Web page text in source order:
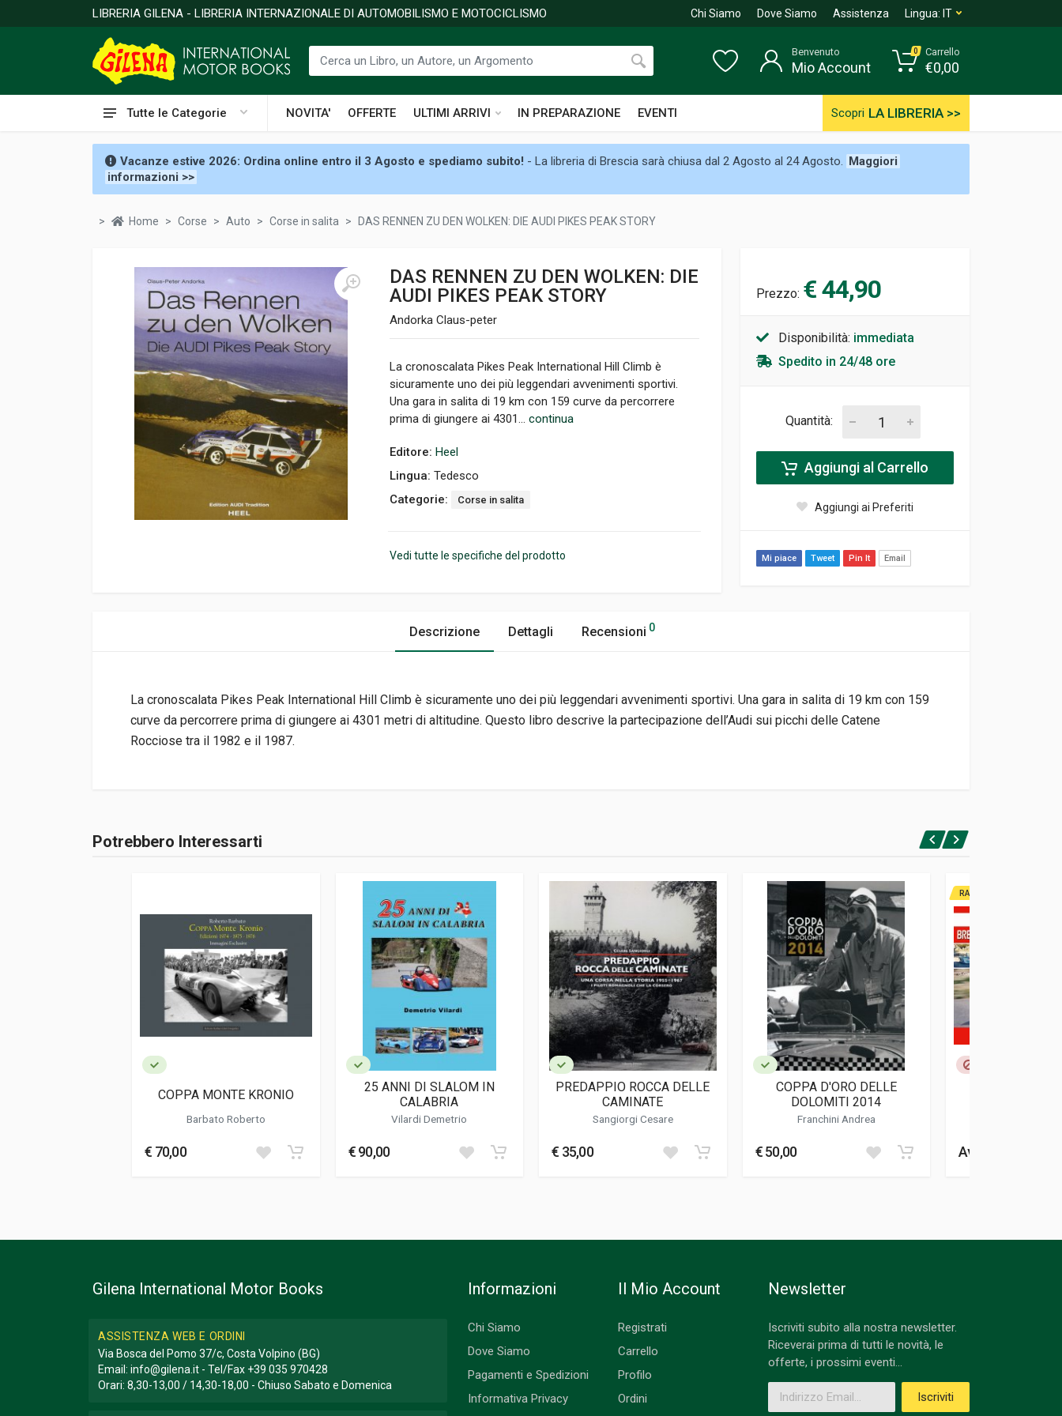
LIBRERIA GILENA - LIBRERIA INTERNAZIONALE DI AUTOMOBILISMO E MOTOCICLISMO Chi Siamo Dove Siamo Assistenza Lingua: IT
Tutte le Categorie NOVITA' OFFERTE ULTIMI ARRIVI IN PREPARAZIONE EVENTI Scopri LA LIBRERIA >>
Benvenuto
Mio Account
0 Carrello
€0,00
Vacanze estive 2026: Ordina online entro il 3 Agosto e spediamo subito! - La libreria di Brescia sarà chiusa dal 2 Agosto al 24 Agosto. Maggiori
informazioni >>
Home Corse Auto Corse in salita DAS RENNEN ZU DEN WOLKEN: DIE AUDI PIKES PEAK STORY
DAS RENNEN ZU DEN WOLKEN: DIE
AUDI PIKES PEAK STORY
Andorka Claus-peter
La cronoscalata Pikes Peak International Hill Climb è
sicuramente uno dei più leggendari avvenimenti sportivi.
Una gara in salita di 19 km con 159 curve da percorrere
prima di giungere ai 4301... continua
Editore: Heel
Lingua: Tedesco
Categorie:
Corse in salita
Vedi tutte le specifiche del prodotto
Prezzo: € 44,90
Disponibilità: immediata
Spedito in 24/48 ore
Quantità:
Aggiungi al Carrello
Aggiungi ai Preferiti
Mi piace Tweet Pin It Email
Descrizione Dettagli Recensioni 0
La cronoscalata Pikes Peak International Hill Climb è sicuramente uno dei più leggendari avvenimenti sportivi. Una gara in salita di 19 km con 159
curve da percorrere prima di giungere ai 4301 metri di altitudine. Questo libro descrive la partecipazione dell’Audi sui picchi delle Catene
Rocciose tra il 1982 e il 1987.
Heel
Data di stampa 10/2014
25 x 29 x 1,5 cm
Accedi o registrati
Potrebbero Interessarti
COPPA MONTE KRONIO
Barbato Roberto
€ 70,00
25 ANNI DI SLALOM IN
CALABRIA
Vilardi Demetrio
€ 90,00
PREDAPPIO ROCCA DELLE
CAMINATE
Sangiorgi Cesare
€ 35,00
COPPA D'ORO DELLE
DOLOMITI 2014
Franchini Andrea
€ 50,00
RARITA'
Avvisami
Gilena International Motor Books
ASSISTENZA WEB E ORDINI
Via Bosca del Pomo 37/c, Costa Volpino (BG)
Email: info@gilena.it - Tel/Fax +39 035 970428
Orari: 8,30-13,00 / 14,30-18,00 - Chiuso Sabato e Domenica
Informazioni
Chi Siamo
Dove Siamo
Pagamenti e Spedizioni
Informativa Privacy
Il Mio Account
Registrati
Carrello
Profilo
Ordini
Newsletter
Iscriviti subito alla nostra newsletter.
Riceverai prima di tutti le novità, le
offerte, i prossimi eventi...
Indirizzo Email
Iscriviti